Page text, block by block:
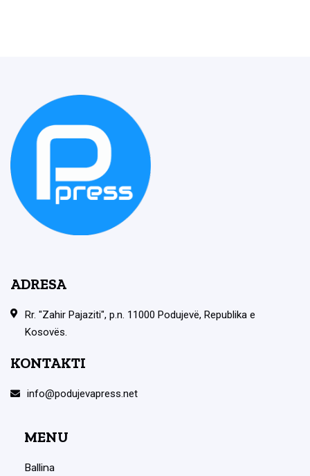
ADRESA
Rr. "Zahir Pajaziti", p.n. 11000 Podujevë, Republika e
Kosovës.
KONTAKTI
info@podujevapress.net
MENU
Ballina